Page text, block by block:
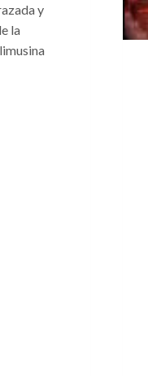
y
la